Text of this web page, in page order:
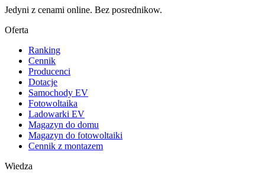
Jedyni z cenami online. Bez posrednikow.
Oferta
Ranking
Cennik
Producenci
Dotacje
Samochody EV
Fotowoltaika
Ladowarki EV
Magazyn do domu
Magazyn do fotowoltaiki
Cennik z montazem
Wiedza